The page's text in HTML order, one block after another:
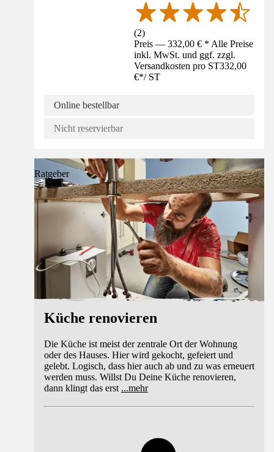
(2)
Preis — 332,00 € * Alle Preise
inkl. MwSt. und ggf. zzgl.
Versandkosten pro ST332,00
€*/ ST
Online bestellbar
Nicht reservierbar
Ratgeber
Küche renovieren
Die Küche ist meist der zentrale Ort der Wohnung
oder des Hauses. Hier wird gekocht, gefeiert und
gelebt. Logisch, dass hier auch ab und zu was erneuert
werden muss. Willst Du Deine Küche renovieren,
dann klingt das erst ...mehr